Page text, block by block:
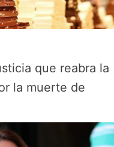
que reabra la
la muerte de